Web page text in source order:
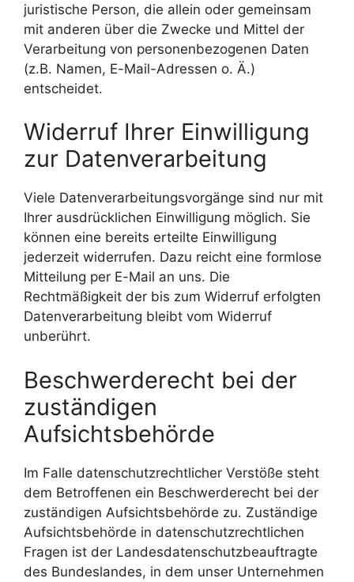
juristische Person, die allein oder gemeinsam
mit anderen über die Zwecke und Mittel der
Verarbeitung von personenbezogenen Daten
(z.B. Namen, E-Mail-Adressen o. Ä.)
entscheidet.
Widerruf Ihrer Einwilligung
zur Datenverarbeitung
Viele Datenverarbeitungsvorgänge sind nur mit
Ihrer ausdrücklichen Einwilligung möglich. Sie
können eine bereits erteilte Einwilligung
jederzeit widerrufen. Dazu reicht eine formlose
Mitteilung per E-Mail an uns. Die
Rechtmäßigkeit der bis zum Widerruf erfolgten
Datenverarbeitung bleibt vom Widerruf
unberührt.
Beschwerderecht bei der
zuständigen
Aufsichtsbehörde
Im Falle datenschutzrechtlicher Verstöße steht
dem Betroffenen ein Beschwerderecht bei der
zuständigen Aufsichtsbehörde zu. Zuständige
Aufsichtsbehörde in datenschutzrechtlichen
Fragen ist der Landesdatenschutzbeauftragte
des Bundeslandes, in dem unser Unternehmen